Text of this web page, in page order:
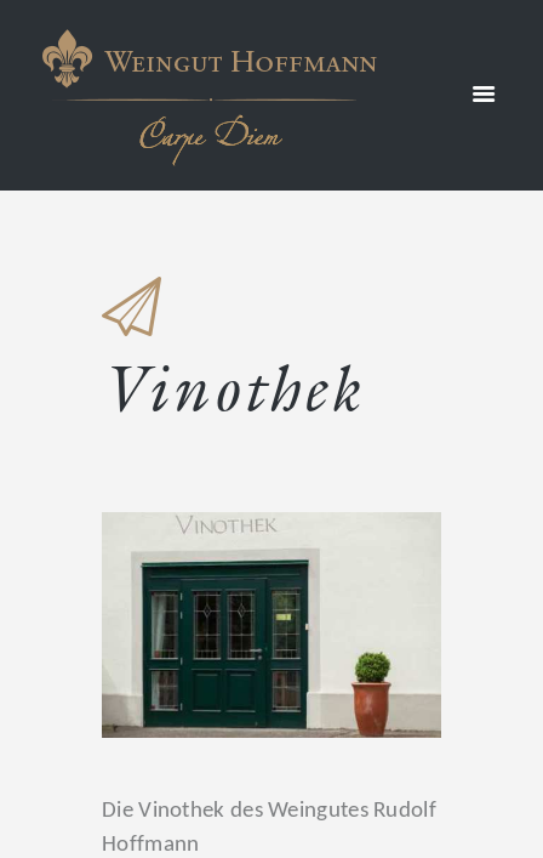
Vinothek
Die Vinothek des Weingutes Rudolf
Hoffmann